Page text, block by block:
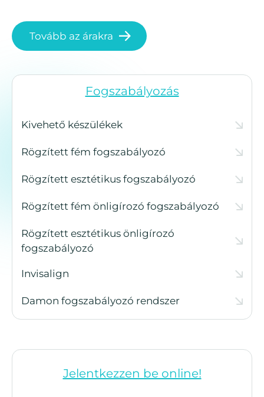
Fogszabályozás
Kivehető készülékek
Rögzített fém fogszabályozó
Rögzített esztétikus fogszabályozó
Rögzített fém önligírozó fogszabályozó
Rögzített esztétikus önligírozó
fogszabályozó
Invisalign
Damon fogszabályozó rendszer
Jelentkezzen be online!
Tovább az árakra